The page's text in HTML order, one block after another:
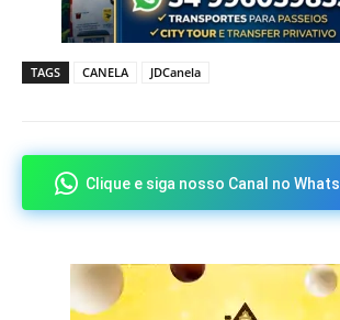
TAGS CANELA JDCanela
Clique e siga nosso Canal no Whats